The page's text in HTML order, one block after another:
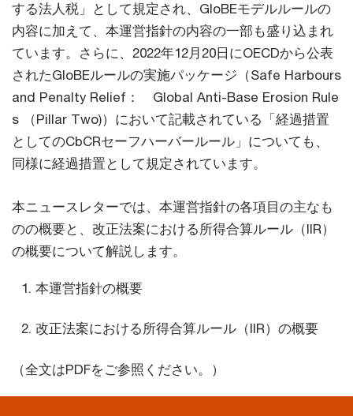
する法人税」として規定され、GloBEモデルルールの
内容に加えて、本運営指針の内容の一部も盛り込まれ
ています。さらに、2022年12月20日にOECDから公表
されたGloBEルールの実施パッケージ（Safe Harbours
and Penalty Relief： Global Anti-Base Erosion Rule
s （Pillar Two)）において記載されている「経過措置
としてのCbCRセーフハーバールール」についても、
同様に経過措置として規定されています。
本ニュースレターでは、本運営指針の各項目の主なも
のの概要と、改正法案における所得合算ルール（IIR）
の概要について解説します。
本運営指針の概要
改正法案における所得合算ルール（IIR）の概要
（全文はPDFをご参照ください。）